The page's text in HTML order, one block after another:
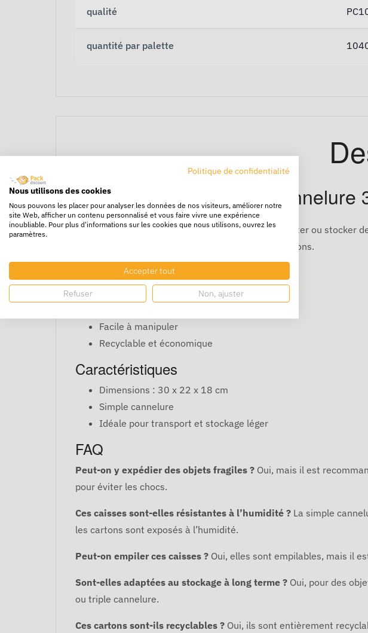
qualité
quantité par palette
Caisse Carton Simple
Lacaisse 30 x 22 x 18 cmest idéale pour transporter ou stocker
maniabilité et protection modérée. Colis de 20 cartons.
Avantages
Convient aux petits objets légers
Facile à manipuler
Recyclable et économique
Caractéristiques
Dimensions : 30 x 22 x 18 cm
Simple cannelure
Idéale pour transport et stockage léger
FAQ
Peut-on y expédier des objets fragiles ? Oui, mais il est
pour éviter les chocs.
Ces caisses sont-elles résistantes à l’humidité ? La simple
les cartons sont exposés à l’humidité.
Peut-on empiler ces caisses ? Oui, elles sont empilables, mais il
Sont-elles adaptées au stockage à long terme ? Oui, pour des
ou triple cannelure.
Ces cartons sont-ils recyclables ? Oui, ils sont entièrement
Politique de confidentialité
Nous utilisons des cookies
Nous pouvons les placer pour analyser les données de nos visiteurs, améliorer notre
site Web, afficher un contenu personnalisé et vous faire vivre une expérience
inoubliable. Pour plus d'informations sur les cookies que nous utilisons, ouvrez les
paramètres.
Accepter tout
Refuser Non, ajuster